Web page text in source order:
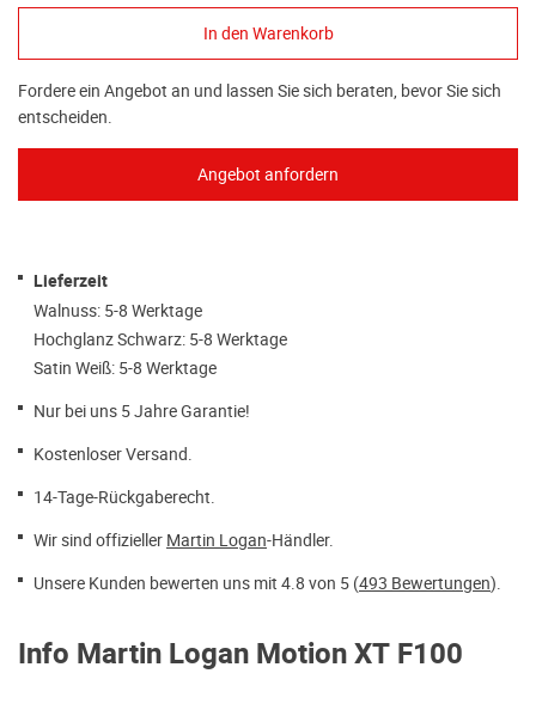
Fordere ein Angebot an und lassen Sie sich beraten, bevor Sie sich
entscheiden.
Lieferzeit
Walnuss: 5-8 Werktage
Hochglanz Schwarz: 5-8 Werktage
Satin Weiß: 5-8 Werktage
Nur bei uns 5 Jahre Garantie!
Kostenloser Versand.
14-Tage-Rückgaberecht.
Wir sind offizieller Martin Logan-Händler.
Unsere Kunden bewerten uns mit 4.8 von 5 (493 Bewertungen).
Info Martin Logan Motion XT F100